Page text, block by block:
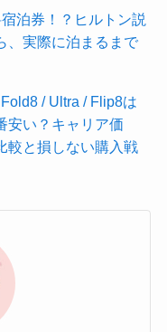
泊券！？ヒルトン説
、実際に泊まるまで
/ Ultra / Flip8は
安い？キャリア価
較と損しない購入戦